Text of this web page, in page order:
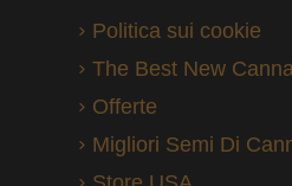
Politica sui cookie
The Best New
Offerte
Migliori Semi Di